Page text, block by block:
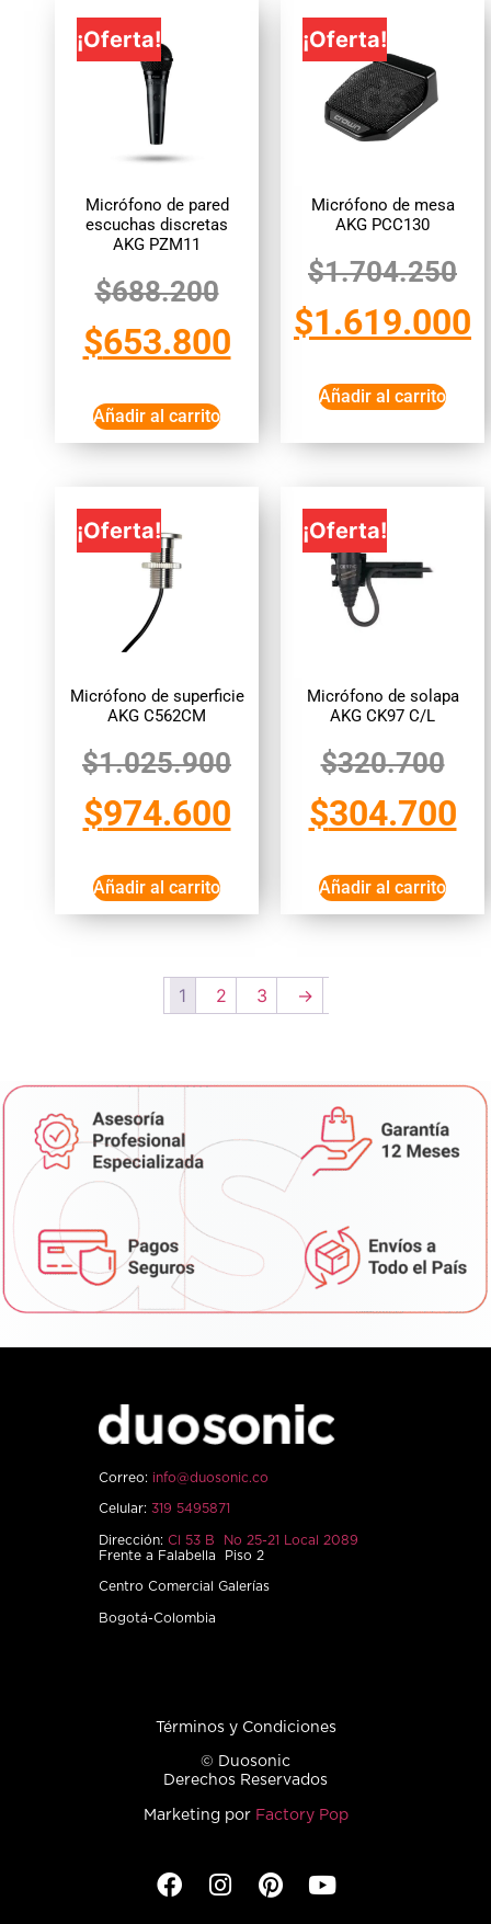
¡Oferta!
Micrófono de pared
escuchas discretas
AKG PZM11
$688.200
$653.800
Añadir al carrito
¡Oferta!
Micrófono de mesa
AKG PCC130
$1.704.250
$1.619.000
Añadir al carrito
¡Oferta!
Micrófono de superficie
AKG C562CM
$1.025.900
$974.600
Añadir al carrito
¡Oferta!
Micrófono de solapa
AKG CK97 C/L
$320.700
$304.700
Añadir al carrito
1 2 3 →
Correo: info@duosonic.co
Celular: 319 5495871
Dirección: Cl 53 B No 25-21 Local 2089
Frente a Falabella Piso 2
Centro Comercial Galerías
Bogotá-Colombia
Términos y Condiciones
© Duosonic
Derechos Reservados
Marketing por Factory Pop